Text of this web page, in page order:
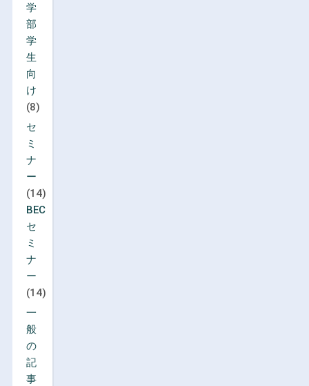
学
部
学
生
向
け
(8)
セ
ミ
ナ
ー
(14)
BEC
セ
ミ
ナ
ー
(14)
一
般
の
記
事